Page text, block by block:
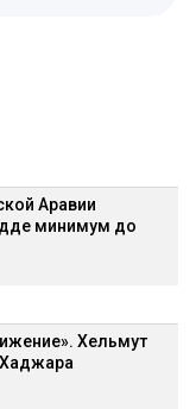
Аравии
минимум до
Хельмут